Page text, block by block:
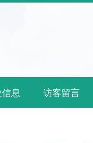
息 访客留言